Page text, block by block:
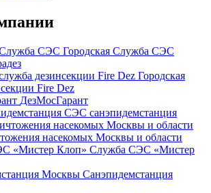
Городская Служба СЭС
Городская
Fire Dez
ДезМосГарант
СЭС санэпидемстанция
насекомых Москвы и области
Служба СЭС «Мистер
Санэпидемстанция